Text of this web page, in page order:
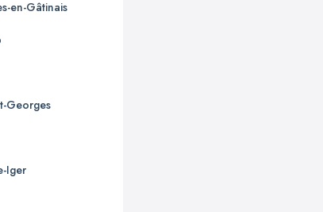
en-Gâtinais
Georges
Iger